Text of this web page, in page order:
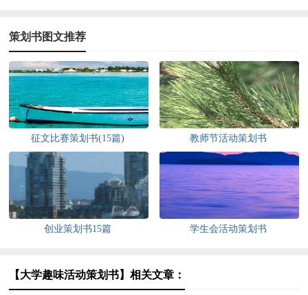
策划书图文推荐
征文比赛策划书(15篇) 教师节活动策划书
创业策划书15篇 学生会活动策划书
【大学趣味活动策划书】相关文章：